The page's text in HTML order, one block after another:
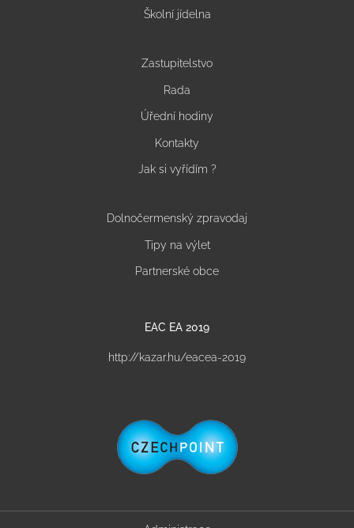
Školní jídelna
Zastupitelstvo
Rada
Úřední hodiny
Kontakty
Jak si vyřídím ?
Dolnočermenský zpravodaj
Tipy na výlet
Partnerské obce
EAC EA 2019
http://kazar.hu/eacea-2019